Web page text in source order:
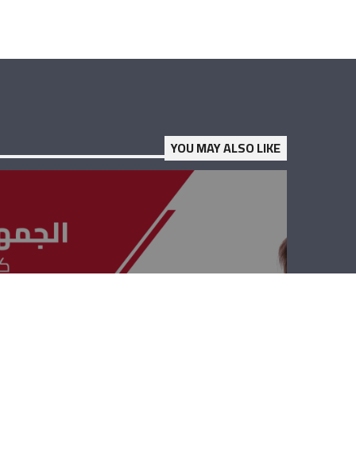
YOU MAY ALSO LIKE